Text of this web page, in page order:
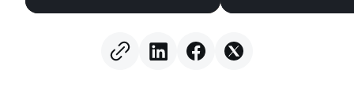
Abkommen zwischen den
USA und dem Iran zulegen